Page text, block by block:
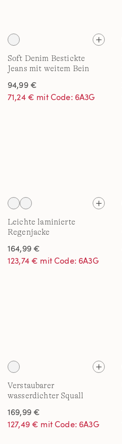
Soft Denim Bestickte
Jeans mit weitem Bein
94,99 €
71,24 € mit Code: 6A3G
Leichte laminierte
Regenjacke
164,99 €
123,74 € mit Code: 6A3G
Verstaubarer
wasserdichter Squall
Gemustert
169,99 €
127,49 € mit Code: 6A3G